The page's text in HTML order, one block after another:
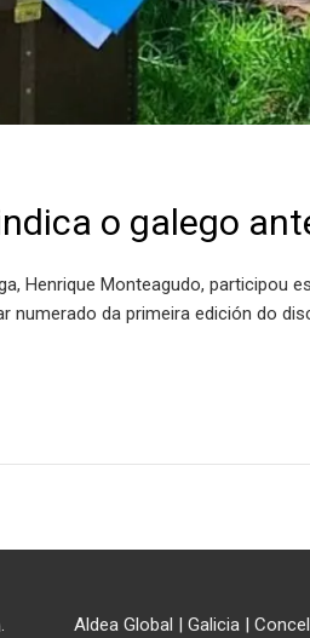
o galego
Henrique Monteagudo, participou
numerado da primeira edición do
. Aldea Global | Galicia|